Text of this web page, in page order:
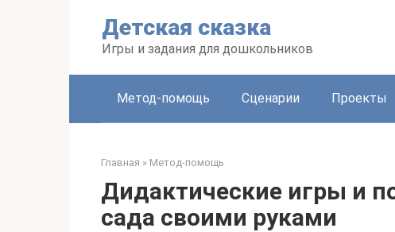
Детская сказка
Игры и задания для дошкольников
Метод-помощь Сценарии Проекты
Главная » Метод-помощь
Дидактические игры и
сада своими руками